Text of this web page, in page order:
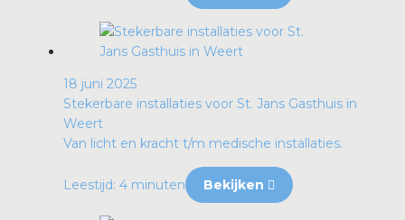
18 juni 2025
Stekerbare installaties voor St. Jans Gasthuis in
Weert
Van licht en kracht t/m medische installaties.
Leestijd: 4 minuten Bekijken